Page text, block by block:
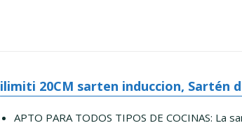
ilimiti 20CM sarten induccion, Sartén
APTO PARA TODOS TIPOS DE COCINAS: